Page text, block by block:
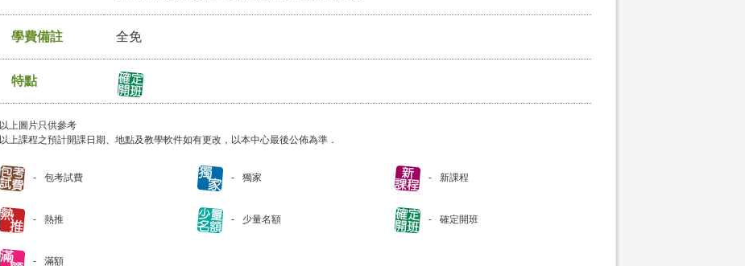
學費備註 全免
特點
以上圖片只供參考
以上課程之預計開課日期、地點及教學軟件如有更改，以本中心最後公佈為準．
包考試費 獨家 新課程
熱推 少量名額 確定開班
滿額